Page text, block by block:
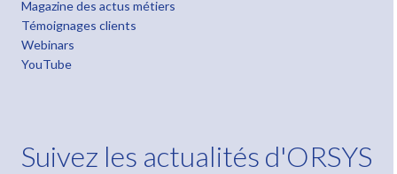
Magazine des actus métiers
Témoignages clients
Webinars
YouTube
Suivez les actualités d'ORSYS